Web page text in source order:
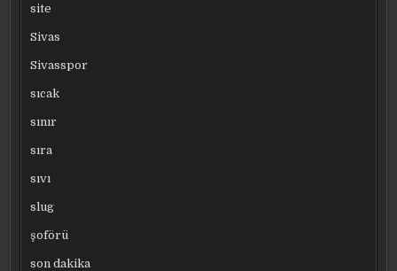
site
Sivas
Sivasspor
sıcak
sınır
sıra
sıvı
slug
şoförü
son dakika